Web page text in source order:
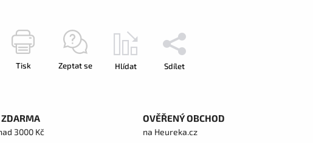
Tisk Zeptat se Hlídat Sdílet
ZDARMA
3000 Kč
OVĚŘENÝ OBCHOD
na Heureka.cz